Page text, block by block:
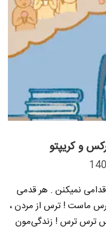
نمیکنن . هر قدمی
ماست ! ترس از مردن ،
ترس ترس ! زندگی‌مون